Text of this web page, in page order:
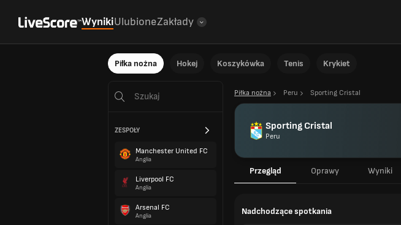
WynikiUlubioneZakłady
Piłka nożna Hokej Koszykówka Tenis Krykiet
ZESPOŁY
Manchester United FC
Anglia
Liverpool FC
Anglia
Arsenal FC
Anglia
Piłka nożna Peru Sporting Cristal
Sporting Cristal
Peru
Przegląd Oprawy Wyniki
Nadchodzące spotkania